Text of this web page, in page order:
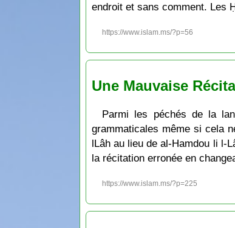
endroit et sans comment. Les
https://www.islam.ms/?p=56
Une Mauvaise
Parmi les péchés de la
grammaticales même si cela
lLâh au lieu de al-Hamdou li l-
la récitation erronée en
https://www.islam.ms/?p=225